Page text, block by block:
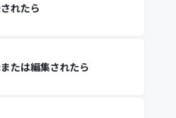
れたら
たは編集されたら